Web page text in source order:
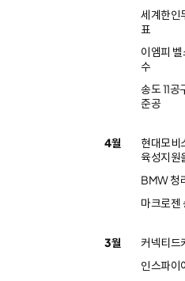
세계한인
표
이엠피
수
송도 11공
준공
4월
현대모비
육성지원
BMW 청
마크로젠
3월
커넥티드
인스파이